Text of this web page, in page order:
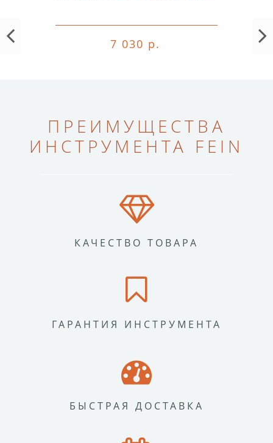
7 030 р.
ПРЕИМУЩЕСТВА
ИНСТРУМЕНТА FEIN
КАЧЕСТВО ТОВАРА
ГАРАНТИЯ ИНСТРУМЕНТА
БЫСТРАЯ ДОСТАВКА